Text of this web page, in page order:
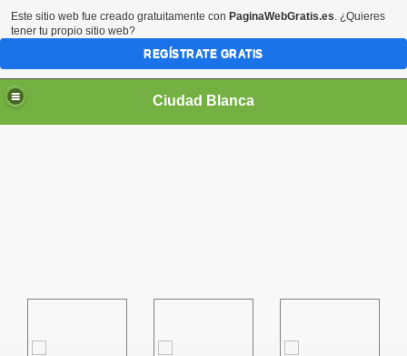
Ciudad Blanca
Este sitio web fue creado gratuitamente con PaginaWebGratis.es. ¿Quieres
tener tu propio sitio web?
REGÍSTRATE GRATIS